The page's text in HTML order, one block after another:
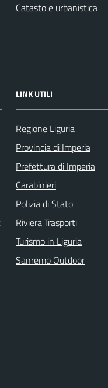
Catasto e urbanistica
LINK UTILI
Regione Liguria
Provincia di Imperia
Prefettura di Imperia
Carabinieri
Polizia di Stato
Riviera Trasporti
Turismo in Liguria
Sanremo Outdoor